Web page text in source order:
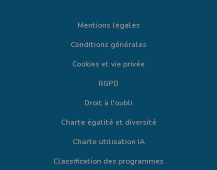
Mentions légales
Conditions générales
Cookies et vie privée
RGPD
Droit à l'oubli
Charte égalité et diversité
Charte utilisation IA
Classification des programmes